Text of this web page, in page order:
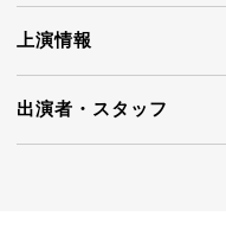
上演情報
出演者・ スタッフ